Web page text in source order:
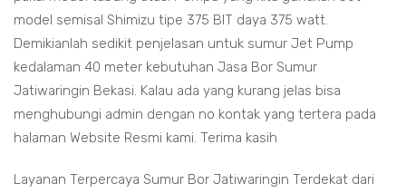
model semisal Shimizu tipe 375 BIT daya 375 watt.
Demikianlah sedikit penjelasan untuk sumur Jet Pump
kedalaman 40 meter kebutuhan Jasa Bor Sumur
Jatiwaringin Bekasi. Kalau ada yang kurang jelas bisa
menghubungi admin dengan no kontak yang tertera pada
halaman Website Resmi kami. Terima kasih
Layanan Terpercaya Sumur Bor Jatiwaringin Terdekat dari